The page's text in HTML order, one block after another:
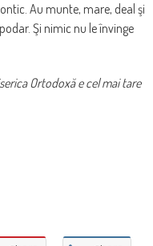
Au munte, mare, deal şi
Şi nimic nu le învinge
Ortodoxă e cel mai tare